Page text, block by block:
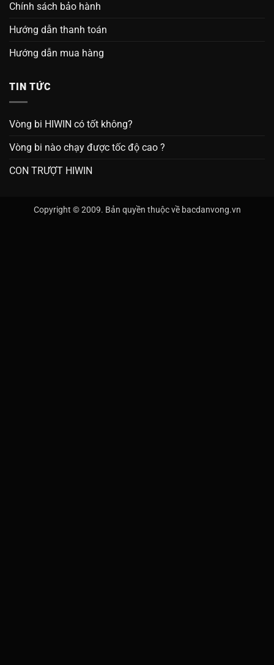
Chính sách bảo hành
Hướng dẫn thanh toán
Hướng dẫn mua hàng
TIN TỨC
Vòng bi HIWIN có tốt không?
Vòng bi nào chạy được tốc độ cao ?
CON TRƯỢT HIWIN
Copyright © 2009. Bản quyền thuộc về bacdanvong.vn